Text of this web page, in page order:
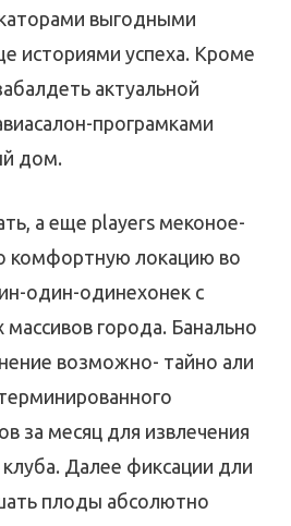
выгодными
историями успеха. Кроме
актуальной
програмками
дом.
а еще players меконое-
комфортную локацию во
один-одинехонек с
города. Банально
возможно- тайно али
за месяц для извлечения
клуба. Далее фиксации дли
плоды абсолютно